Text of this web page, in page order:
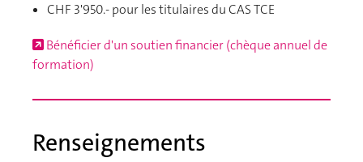
CHF 3'950.- pour les titulaires du CAS TCE
Bénéficier d'un soutien financier (chèque annuel de
formation)
Renseignements